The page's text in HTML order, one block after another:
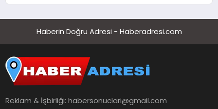
Haberin Doğru Adresi - Haberadresi.com
Reklam & İşbirliği:habersonuclari@gmail.com